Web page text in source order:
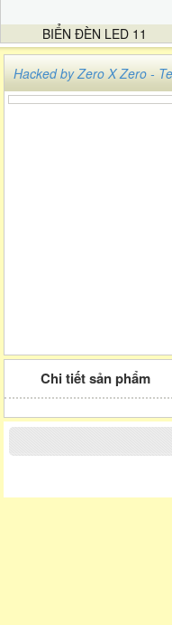
BIỂN ĐÈN LED 11
Hacked by Zero X Zero -
Chi tiết sản phẩm